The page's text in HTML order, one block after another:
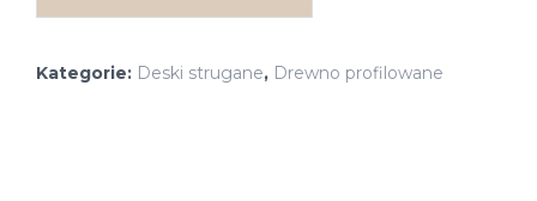
Kategorie: Deski strugane, Drewno profilowane